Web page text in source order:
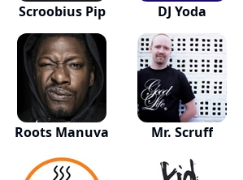
Scroobius Pip DJ Yoda
Roots Manuva Mr. Scruff